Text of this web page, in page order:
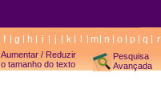
f g h i j k m n o p q r
Aumentar / Reduzir
o tamanho do texto
Pesquisa
Avançada